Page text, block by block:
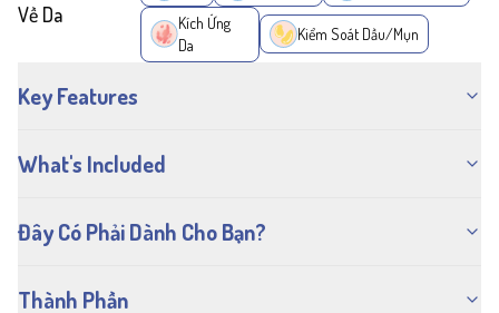
Về Da
Kích Ứng
Da
Kiểm Soát Dầu/Mụn
Key Features
What's Included
Đây Có Phải Dành Cho Bạn?
Thành Phần